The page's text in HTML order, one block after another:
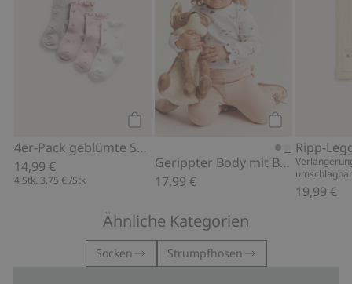
4er-Pack geblümte Socken
14,99 €
4 Stk. 3,75 € /Stk
Gerippter Body mit Blumenmuster
17,99 €
19,99 €
Ähnliche Kategorien
Socken Strumpfhosen